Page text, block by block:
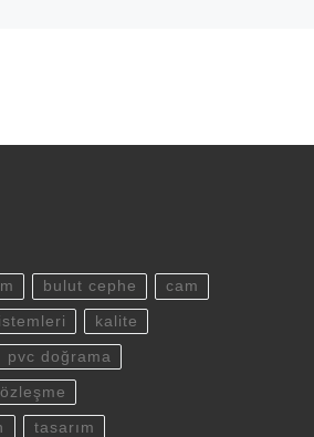
bulut cephe cam
kalite
pvc doğrama
tasarım